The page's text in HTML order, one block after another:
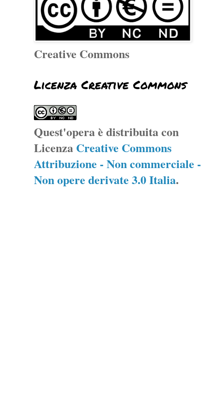
Creative Commons
Licenza Creative Commons
Quest'opera è distribuita con
Licenza Creative Commons
Attribuzione - Non commerciale -
Non opere derivate 3.0 Italia.